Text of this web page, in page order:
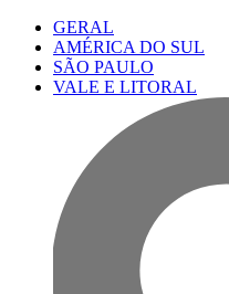
GERAL
AMÉRICA DO SUL
SÃO PAULO
VALE E LITORAL